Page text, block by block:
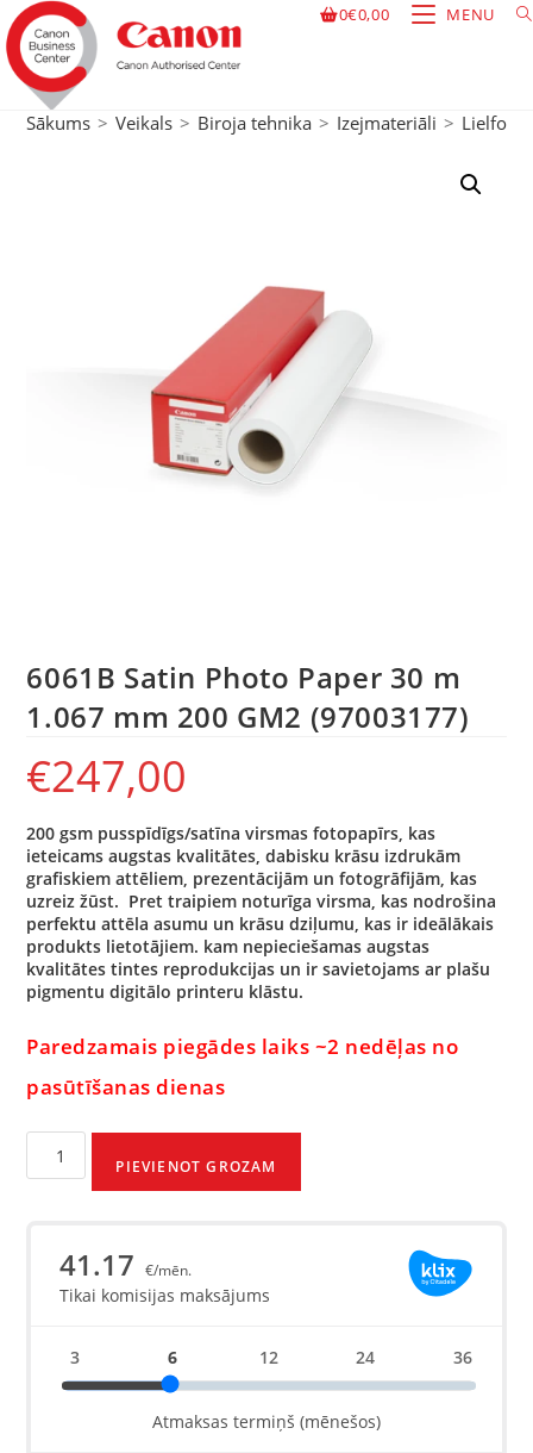
0€0,00 MENU
Sākums > Veikals > Biroja tehnika > Izejmateriāli >
6061B Satin Photo Paper 30 m
1.067 mm 200 GM2 (97003177)
€247,00
200 gsm pusspīdīgs/satīna virsmas fotopapīrs, kas
ieteicams augstas kvalitātes, dabisku krāsu izdrukām
grafiskiem attēliem, prezentācijām un fotogrāfijām, kas
uzreiz žūst. Pret traipiem noturīga virsma, kas nodrošina
perfektu attēla asumu un krāsu dziļumu, kas ir ideālākais
produkts lietotājiem. kam nepieciešamas augstas
kvalitātes tintes reprodukcijas un ir savietojams ar plašu
pigmentu digitālo printeru klāstu.
Paredzamais piegādes laiks ~2 nedēļas no
pasūtīšanas dienas
PIEVIENOT GROZAM